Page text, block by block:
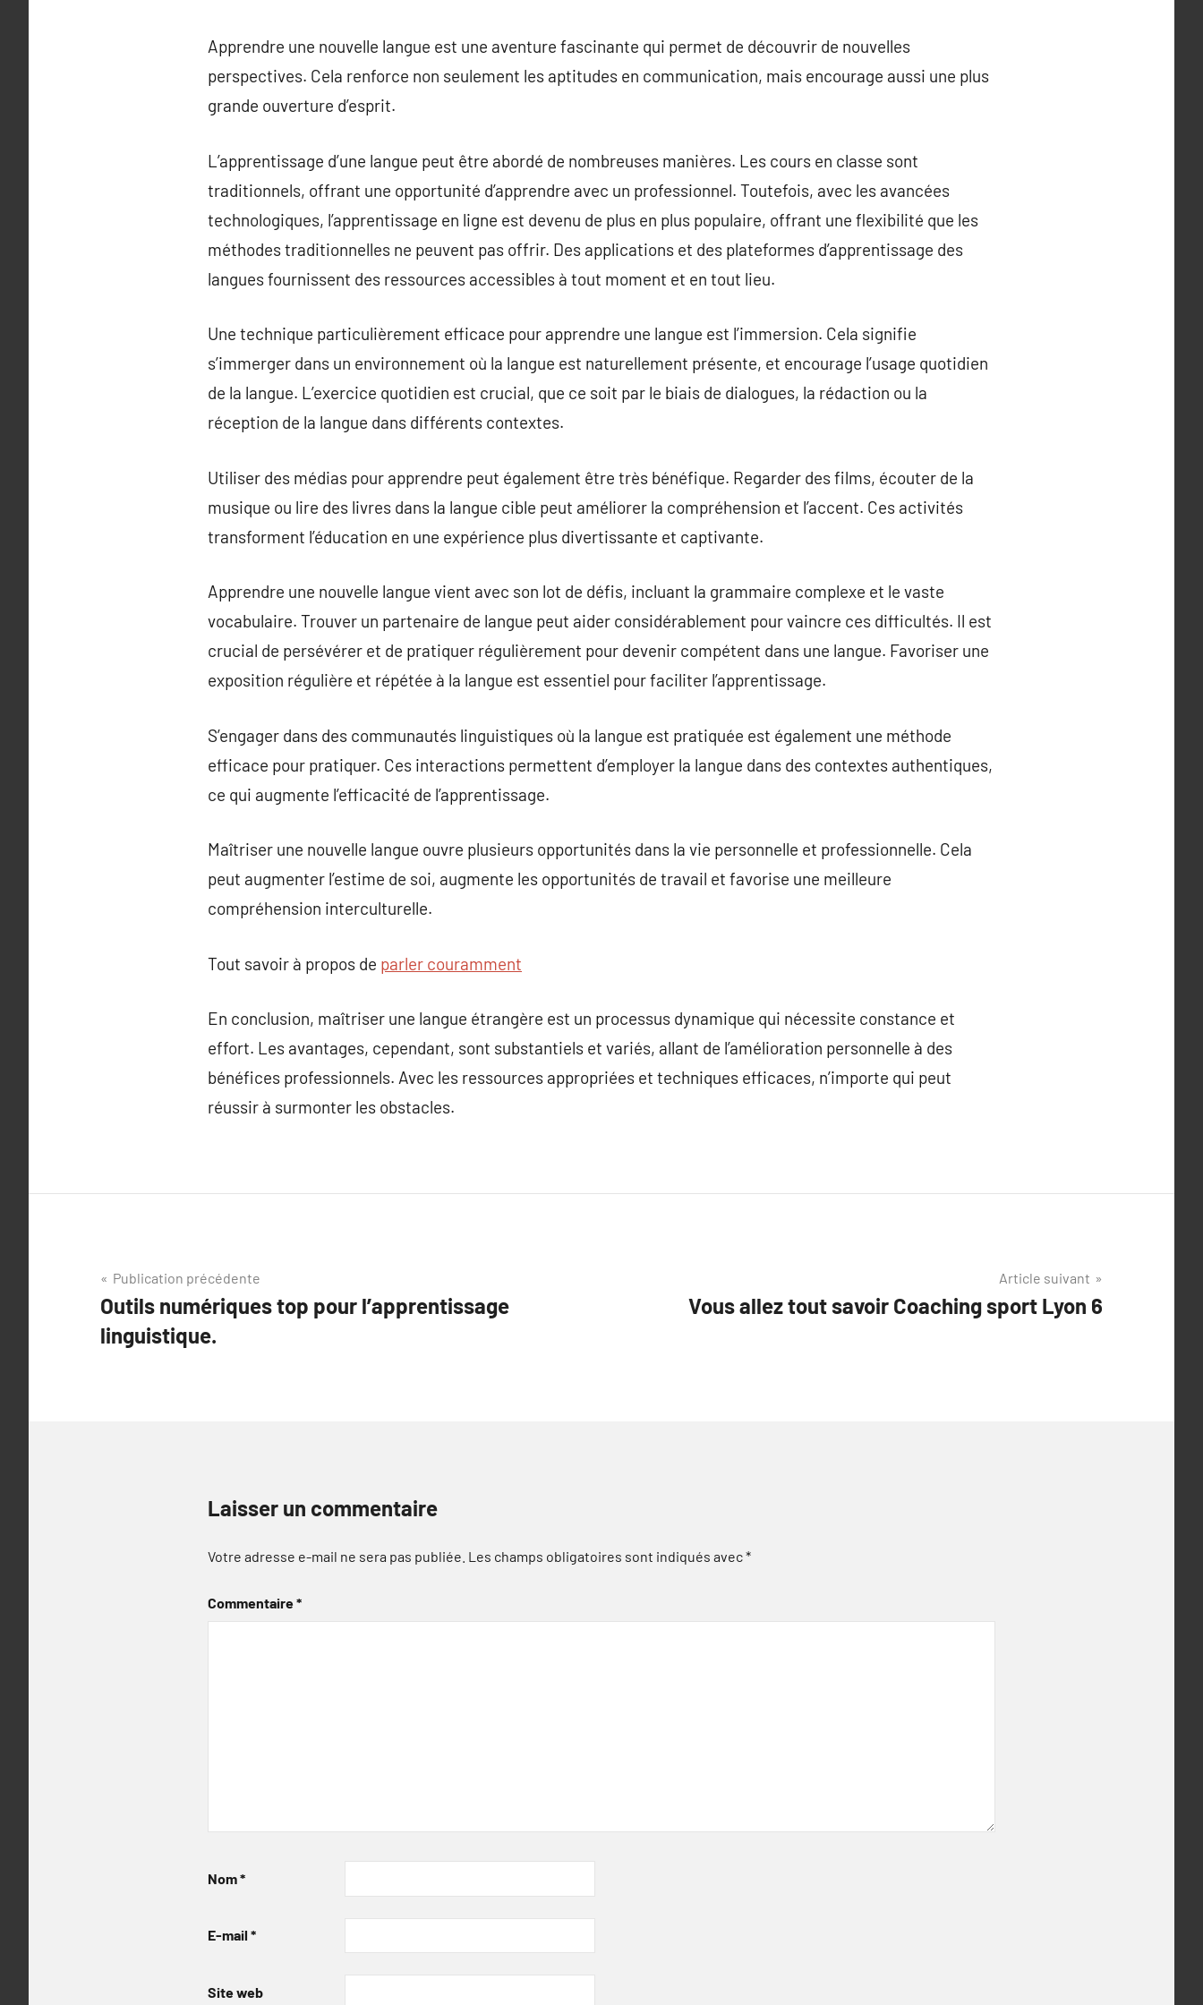
Apprendre une nouvelle langue est une aventure fascinante qui permet de découvrir de nouvelles
perspectives. Cela renforce non seulement les aptitudes en communication, mais encourage aussi une plus
grande ouverture d’esprit.
L’apprentissage d’une langue peut être abordé de nombreuses manières. Les cours en classe sont
traditionnels, offrant une opportunité d’apprendre avec un professionnel. Toutefois, avec les avancées
technologiques, l’apprentissage en ligne est devenu de plus en plus populaire, offrant une flexibilité que les
méthodes traditionnelles ne peuvent pas offrir. Des applications et des plateformes d’apprentissage des
langues fournissent des ressources accessibles à tout moment et en tout lieu.
Une technique particulièrement efficace pour apprendre une langue est l’immersion. Cela signifie
s’immerger dans un environnement où la langue est naturellement présente, et encourage l’usage quotidien
de la langue. L’exercice quotidien est crucial, que ce soit par le biais de dialogues, la rédaction ou la
réception de la langue dans différents contextes.
Utiliser des médias pour apprendre peut également être très bénéfique. Regarder des films, écouter de la
musique ou lire des livres dans la langue cible peut améliorer la compréhension et l’accent. Ces activités
transforment l’éducation en une expérience plus divertissante et captivante.
Apprendre une nouvelle langue vient avec son lot de défis, incluant la grammaire complexe et le vaste
vocabulaire. Trouver un partenaire de langue peut aider considérablement pour vaincre ces difficultés. Il est
crucial de persévérer et de pratiquer régulièrement pour devenir compétent dans une langue. Favoriser une
exposition régulière et répétée à la langue est essentiel pour faciliter l’apprentissage.
S’engager dans des communautés linguistiques où la langue est pratiquée est également une méthode
efficace pour pratiquer. Ces interactions permettent d’employer la langue dans des contextes authentiques,
ce qui augmente l’efficacité de l’apprentissage.
Maîtriser une nouvelle langue ouvre plusieurs opportunités dans la vie personnelle et professionnelle. Cela
peut augmenter l’estime de soi, augmente les opportunités de travail et favorise une meilleure
compréhension interculturelle.
Tout savoir à propos de parler couramment
En conclusion, maîtriser une langue étrangère est un processus dynamique qui nécessite constance et
effort. Les avantages, cependant, sont substantiels et variés, allant de l’amélioration personnelle à des
bénéfices professionnels. Avec les ressources appropriées et techniques efficaces, n’importe qui peut
réussir à surmonter les obstacles.
Navigation
de
l’article
Publication précédente
Outils numériques top pour l’apprentissage
linguistique.
Article suivant
Vous allez tout savoir Coaching sport Lyon 6
Laisser un commentaire
Votre adresse e-mail ne sera pas publiée. Les champs obligatoires sont indiqués avec*
Commentaire*
Nom*
E-mail *
Site web